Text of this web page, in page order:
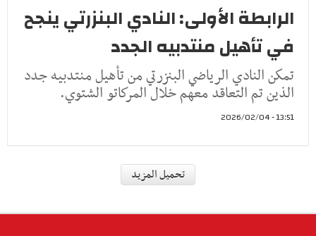
الرابطة الأولى: النادي البنزرتي ينجح
في تأهيل منتدبيه الجدد
تمكن النادي الرياضي البنزرتي من تأهيل منتدبيه جدد
الذين تم التعاقد معهم خلال المركاتو الشتوي.
13:51 - 2026/02/04